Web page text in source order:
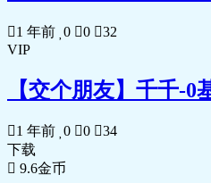
营-询盘质量更高-询
🎥 32_选对产品-店
_ev.mp4
_ev.mp4
🎥 34_2短期打造爆
🎥 35_3用这个简单
1 年前 0 0
32
VIP
【交个朋友】千千-0
1 年前 0 0
34
下载
9.6金币